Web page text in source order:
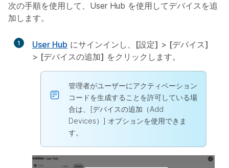
次の手順を使用して、User Hub を使用してデバイスを追
加します。
1 User Hub にサインインし、 [設定] > [デバイス]
> [デバイスの追加] をクリックします。
管理者がユーザーにアクティベーション
コードを生成することを許可している場
合は、[デバイスの追加（Add
Devices）] オプションを使用できま
す。